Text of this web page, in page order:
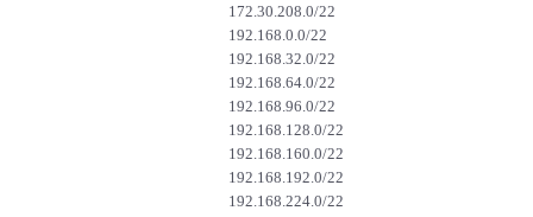
172.30.208.0/22
192.168.0.0/22
192.168.32.0/22
192.168.64.0/22
192.168.96.0/22
192.168.128.0/22
192.168.160.0/22
192.168.192.0/22
192.168.224.0/22